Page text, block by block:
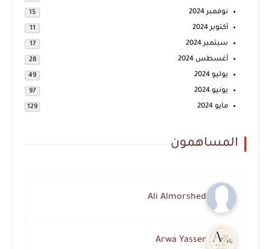
نوفمبر 2024 15
أكتوبر 2024 11
سبتمبر 2024 17
أغسطس 2024 28
يوليو 2024 49
يونيو 2024 97
مايو 2024 129
المساهمون
Ali Almorshed
Arwa Yasser